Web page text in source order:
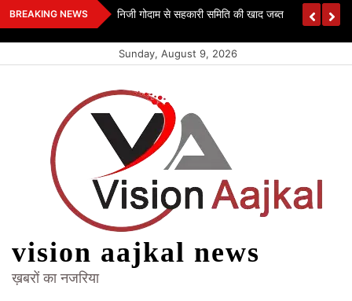
Skip
to
BREAKING NEWS निजी गोदाम से सहकारी समिति की खाद जब्त
Sunday, August 9, 2026
vision aajkal news
ख़बरों का नजरिया